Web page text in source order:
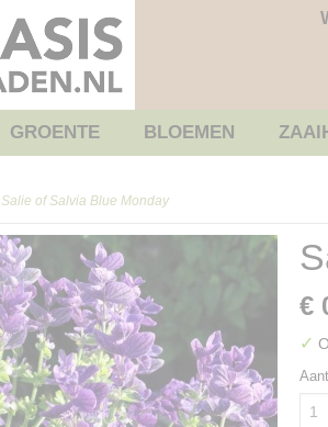
GROENTE BLOEMEN
Salie of Salvia Blue Monday
€
✓